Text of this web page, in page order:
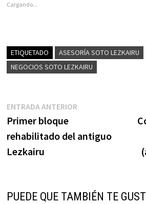
Cargando...
ETIQUETADO
ASESORÍA SOTO LEZKAIRU
NEGOCIOS SOTO LEZKAIRU
Navegación
de
entradas
ENTRADA ANTERIOREntrada
Primer bloque
rehabilitado del antiguo
Lezkairu
PUEDE QUE TAMBIÉN TE